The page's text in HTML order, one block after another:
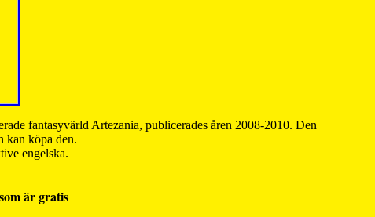
fantasyvärld Artezania, publicerades åren 2008-2010. Den
kan köpa den.
engelska.
som är gratis